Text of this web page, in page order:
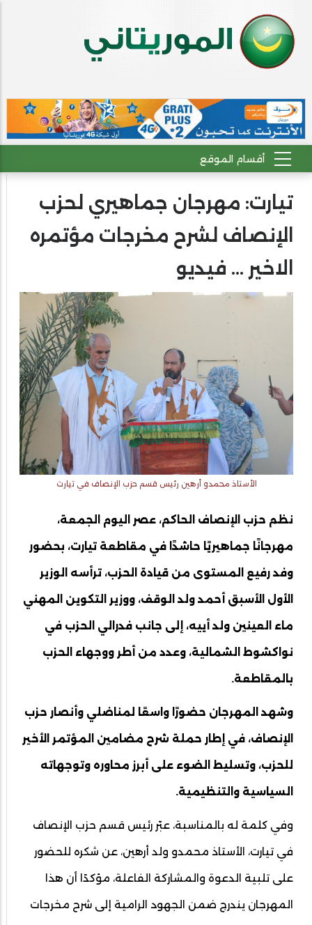
تيارت: مهرجان جماهيري لحزب
الإنصاف لشرح مخرجات مؤتمره
الاخير ... فيديو
الأستاذ محمدو أرهين رئيس قسم حزب الإنصاف في تيارت
نظم حزب الإنصاف الحاكم، عصر اليوم الجمعة،
مهرجانًا جماهيريًا حاشدًا في مقاطعة تيارت، بحضور
وفد رفيع المستوى من قيادة الحزب، ترأسه الوزير
الأول الأسبق أحمد ولد الوقف، ووزير التكوين المهني
ماء العينين ولد أييه، إلى جانب فدرالي الحزب في
نواكشوط الشمالية، وعدد من أطر ووجهاء الحزب
بالمقاطعة.
وشهد المهرجان حضورًا واسعًا لمناضلي وأنصار حزب
الإنصاف، في إطار حملة شرح مضامين المؤتمر الأخير
للحزب، وتسليط الضوء على أبرز محاوره وتوجهاته
السياسية والتنظيمية.
وفي كلمة له بالمناسبة، عبّر رئيس قسم حزب الإنصاف
في تيارت، الأستاذ محمدو ولد أرهين، عن شكره للحضور
على تلبية الدعوة والمشاركة الفاعلة، مؤكدًا أن هذا
المهرجان يندرج ضمن الجهود الرامية إلى شرح مخرجات